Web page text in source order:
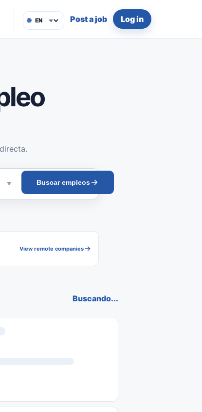
🌐 Post a job Log in
Buscar empleos
View remote companies
Buscando...